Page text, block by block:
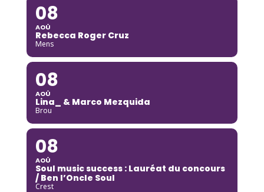
08
AOÛ
Rebecca Roger Cruz
Mens
08
AOÛ
Lina_ & Marco Mezquida
Brou
08
AOÛ
Soul music success : Lauréat du concours
/ Ben l’Oncle Soul
Crest